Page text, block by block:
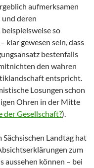
aufmerksamen
und deren
so
klar gewesen sein, dass
bestenfalls
den wahren
entspricht.
Losungen schon
Ohren in der Mitte
der Gesellschaft?).
Landtag hat
zum
aussehen können – bei